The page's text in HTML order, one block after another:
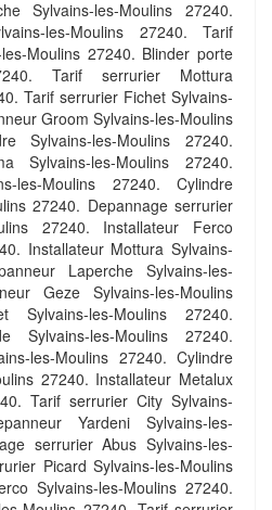
Sylvains-les-Moulins 27240.
les-Moulins 27240. Tarif
Moulins 27240. Blinder porte
Tarif serrurier Mottura
Tarif serrurier Fichet Sylvains-
Groom Sylvains-les-Moulins
Sylvains-les-Moulins 27240.
Sylvains-les-Moulins 27240.
les-Moulins 27240. Cylindre
27240. Depannage serrurier
27240. Installateur Ferco
Installateur Mottura Sylvains-
Laperche Sylvains-les-
Geze Sylvains-les-Moulins
Sylvains-les-Moulins 27240.
Sylvains-les-Moulins 27240.
les-Moulins 27240. Cylindre
27240. Installateur Metalux
Tarif serrurier City Sylvains-
Yardeni Sylvains-les-
serrurier Abus Sylvains-les-
Picard Sylvains-les-Moulins
Sylvains-les-Moulins 27240.